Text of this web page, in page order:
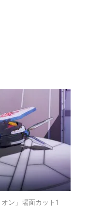
ン」場面カット1